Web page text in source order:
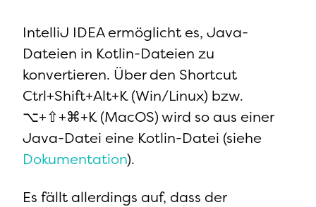
IntelliJ IDEA ermöglicht es, Java-
Dateien in Kotlin-Dateien zu
konvertieren. Über den Shortcut
Ctrl+Shift+Alt+K (Win/Linux) bzw.
⌥+⇧+⌘+K (MacOS) wird so aus einer
Java-Datei eine Kotlin-Datei (siehe
Dokumentation).
Es fällt allerdings auf, dass der